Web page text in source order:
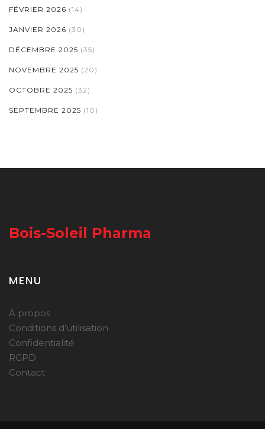
FÉVRIER 2026 (14)
JANVIER 2026 (30)
DÉCEMBRE 2025 (35)
NOVEMBRE 2025 (20)
OCTOBRE 2025 (32)
SEPTEMBRE 2025 (10)
Bois-Soleil Pharma
MENU
À propos
Conditions d’utilisation
Confidentialité
RGPD
Contact